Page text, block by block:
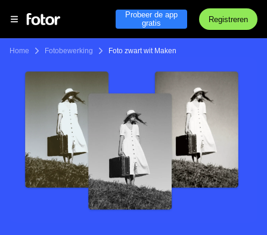
Probeer de app
gratis
Registreren
Home Fotobewerking Foto zwart wit Maken